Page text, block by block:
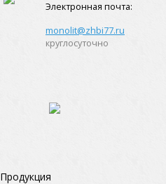
Электронная почта:
monolit@zhbi77.ru
круглосуточно
Продукция